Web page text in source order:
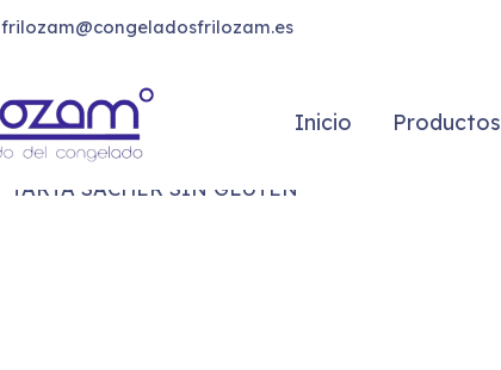
frilozam@congeladosfrilozam.es
Inicio Productos
TARTA SACHER SIN GLUTEN